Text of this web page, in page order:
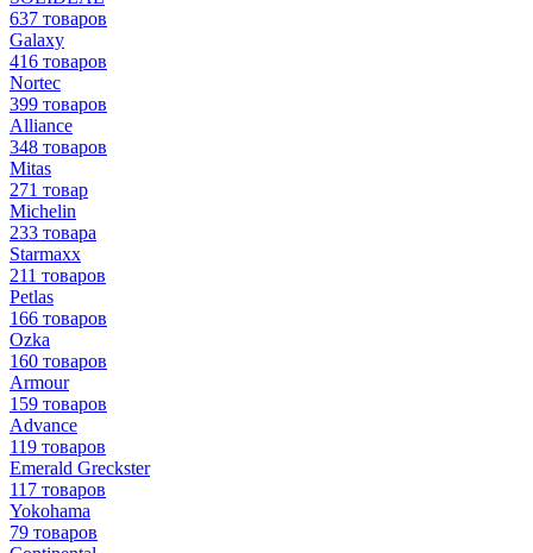
637 товаров
Galaxy
416 товаров
Nortec
399 товаров
Alliance
348 товаров
Mitas
271 товар
Michelin
233 товара
Starmaxx
211 товаров
Petlas
166 товаров
Ozka
160 товаров
Armour
159 товаров
Advance
119 товаров
Emerald Greckster
117 товаров
Yokohama
79 товаров